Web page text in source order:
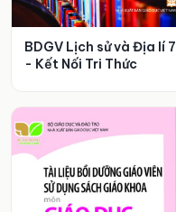
BDGV Lịch sử và Địa lí 7
- Kết Nối Tri Thức